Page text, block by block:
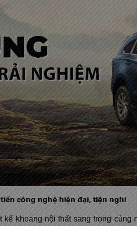
công nghệ hiện đại, tiện nghi
kế khoang nội thất sang trọng